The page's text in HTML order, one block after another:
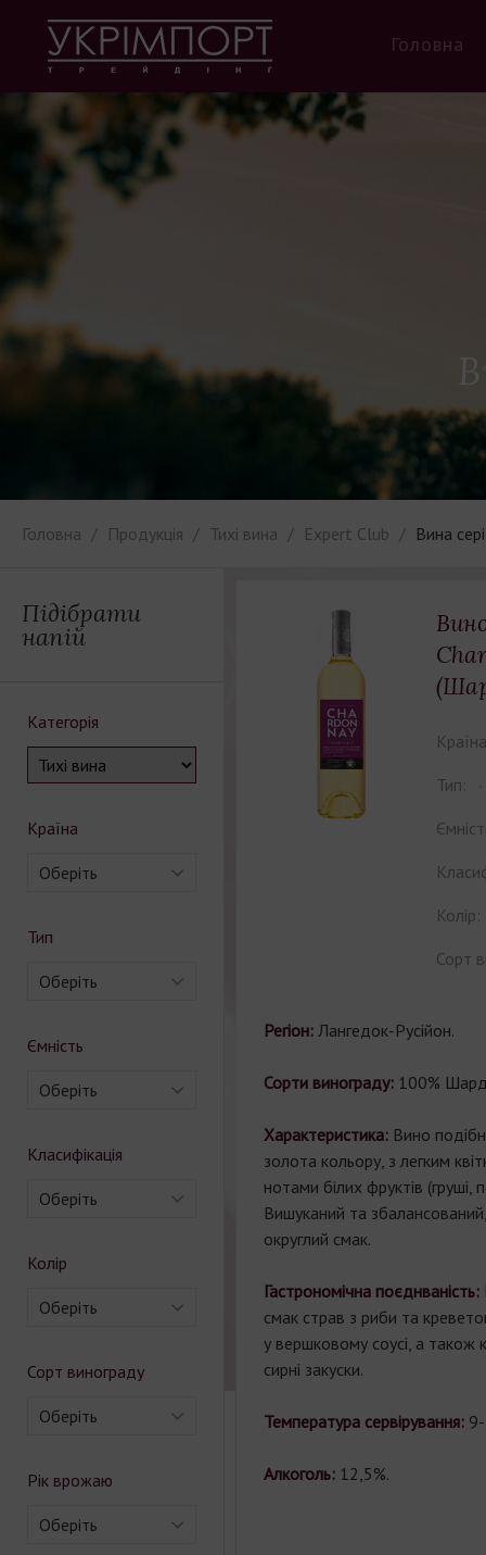
Головна
Головна Продукція Тихі вина Expert Club Вина
Підібрати
напій
Категорія
Країна
Оберіть
Тип
Оберіть
Ємність
Оберіть
Класифікація
Оберіть
Колір
Оберіть
Сорт винограду
Оберіть
Рік врожаю
Оберіть
Тип:
Колір:
Сорт
Регіон: Лангедок-Русійон.
Сорти винограду: 100%
Характеристика: Вино
золота кольору, з легким
нотами білих фруктів (груші,
Вишуканий та
округлий смак.
Гастрономічна поєднваність:
смак страв з риби та
у вершковому соусі, а також
сирні закуски.
Температура сервірування:9-
Алкоголь:12,5%.